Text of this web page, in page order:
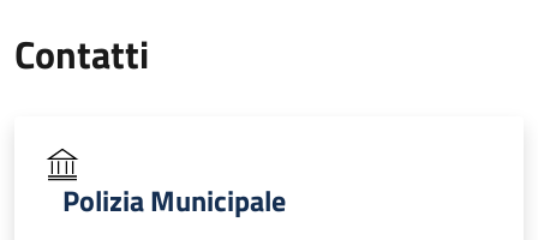
Contatti
Polizia Municipale